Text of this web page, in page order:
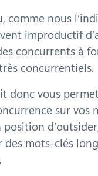
comme nous
improductif
concurrents à
concurrentiels.
donc vous
sur vos
position
des mots-clés